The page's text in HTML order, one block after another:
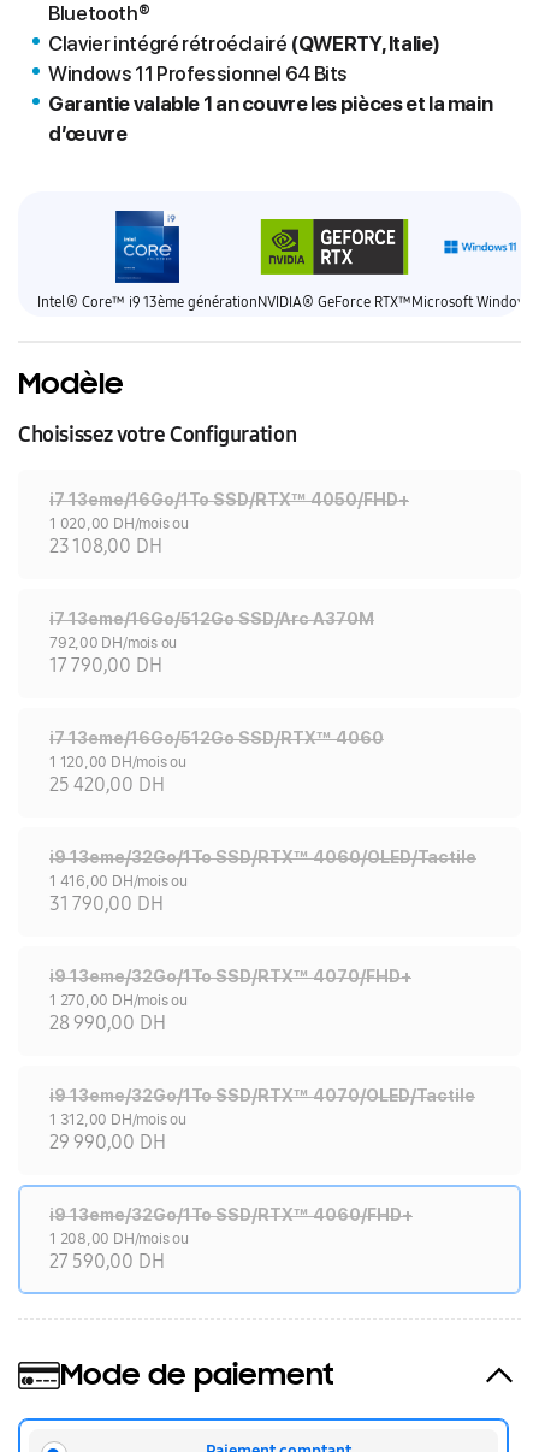
Bluetooth®
Clavier intégré rétroéclairé (QWERTY, Italie)
Windows 11 Professionnel 64 Bits
Garantie valable 1 an couvre les pièces et la main
d’œuvre
Intel® Core™ i9 13ème génération NVIDIA® GeForce RTX™ Microsoft Windows
Modèle
Choisissez votre Configuration
i7 13eme/16Go/1To SSD/RTX™ 4050/FHD+
1 020,00 DH/mois ou
23 108,00 DH
i7 13eme/16Go/512Go SSD/Arc A370M
792,00 DH/mois ou
17 790,00 DH
i7 13eme/16Go/512Go SSD/RTX™ 4060
1 120,00 DH/mois ou
25 420,00 DH
i9 13eme/32Go/1To SSD/RTX™ 4060/OLED/Tactile
1 416,00 DH/mois ou
31 790,00 DH
i9 13eme/32Go/1To SSD/RTX™ 4070/FHD+
1 270,00 DH/mois ou
28 990,00 DH
i9 13eme/32Go/1To SSD/RTX™ 4070/OLED/Tactile
1 312,00 DH/mois ou
29 990,00 DH
i9 13eme/32Go/1To SSD/RTX™ 4060/FHD+
1 208,00 DH/mois ou
27 590,00 DH
Mode de paiement